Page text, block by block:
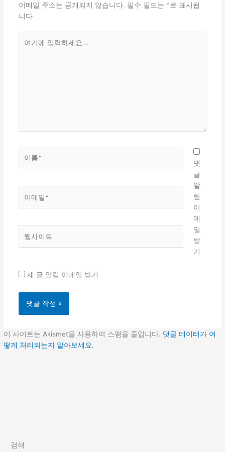
이메일 주소는 공개되지 않습니다. 필수 필드는 *로 표시됩
니다
*
댓
글
알
림
이
메
일
받
기
새 글 알림 이메일 받기
이 사이트는 Akismet을 사용하여 스팸을 줄입니다. 댓글 데이터가 어
떻게 처리되는지 알아보세요.
검색